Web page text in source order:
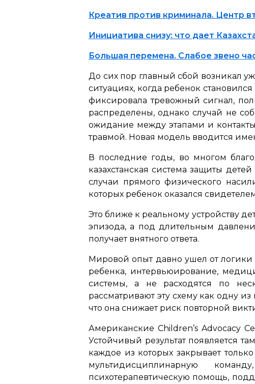
Креатив против криминала. Центр
Инициатива снизу: что дает
Большая перемена. Слабое звено
До сих пор главный сбой возникал
ситуациях, когда ребенок
фиксировала тревожный сигнал,
распределены, однако случай не
ожидание между этапами и
травмой. Новая модель вводится
В последние годы, во многом
казахстанская система защиты
случаи прямого физического
которых ребенок оказался
Это ближе к реальному устройству
эпизода, а под длительным
получает внятного ответа.
Мировой опыт давно ушел от логики
ребенка, интервьюирование,
системы, а не расходятся по
рассматривают эту схему как одну
что она снижает риск повторной
Американские Children’s Advocacy
Устойчивый результат появляется
каждое из которых закрывает
мультидисциплинарную
психотерапевтическую помощь,